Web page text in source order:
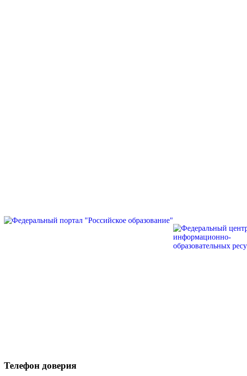
Телефон доверия